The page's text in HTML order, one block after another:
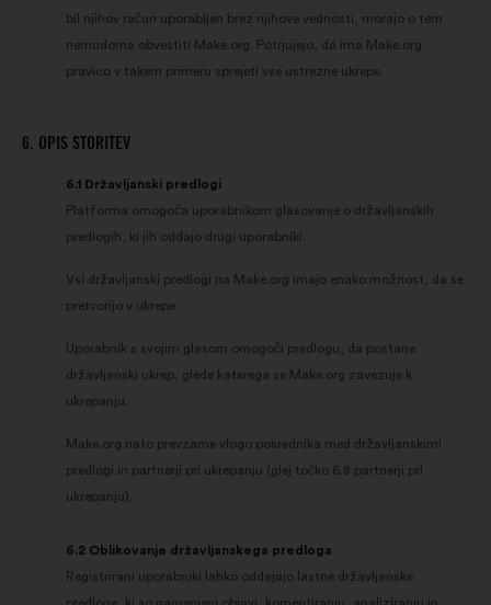
bil njihov račun uporabljen brez njihove vednosti, morajo o tem
nemudoma obvestiti Make.org. Potrjujejo, da ima Make.org
pravico v takem primeru sprejeti vse ustrezne ukrepe.
6. OPIS STORITEV
6.1 Državljanski predlogi
Platforma omogoča uporabnikom glasovanje o državljanskih
predlogih, ki jih oddajo drugi uporabniki.
Vsi državljanski predlogi na Make.org imajo enako možnost, da se
pretvorijo v ukrepe.
Uporabnik s svojim glasom omogoči predlogu, da postane
državljanski ukrep, glede katerega se Make.org zavezuje k
ukrepanju.
Make.org nato prevzame vlogo posrednika med državljanskimi
predlogi in partnerji pri ukrepanju (glej točko 6.8 partnerji pri
ukrepanju).
6.2 Oblikovanje državljanskega predloga
Registrirani uporabniki lahko oddajajo lastne državljanske